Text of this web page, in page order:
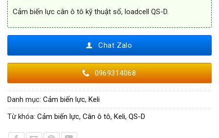
Cảm biến lực cân ô tô kỹ thuật số, loadcell QS-D.
Chat Zalo
0969314068
Danh mục: Cảm biến lực, Keli
Từ khóa: Cảm biến lực, Cân ô tô, Keli, QS-D